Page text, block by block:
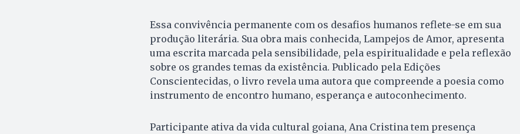
Essa convivência permanente com os desafios humanos reflete-se em sua
produção literária. Sua obra mais conhecida, Lampejos de Amor, apresenta
uma escrita marcada pela sensibilidade, pela espiritualidade e pela reflexão
sobre os grandes temas da existência. Publicado pela Edições
Conscientecidas, o livro revela uma autora que compreende a poesia como
instrumento de encontro humano, esperança e autoconhecimento.
Participante ativa da vida cultural goiana, Ana Cristina tem presença